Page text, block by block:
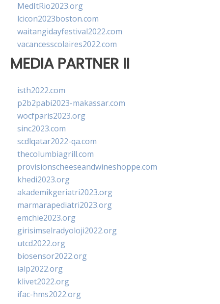
MedItRio2023.org
lcicon2023boston.com
waitangidayfestival2022.com
vacancesscolaires2022.com
MEDIA PARTNER II
isth2022.com
p2b2pabi2023-makassar.com
wocfparis2023.org
sinc2023.com
scdlqatar2022-qa.com
thecolumbiagrill.com
provisionscheeseandwineshoppe.com
khedi2023.org
akademikgeriatri2023.org
marmarapediatri2023.org
emchie2023.org
girisimselradyoloji2022.org
utcd2022.org
biosensor2022.org
ialp2022.org
klivet2022.org
ifac-hms2022.org